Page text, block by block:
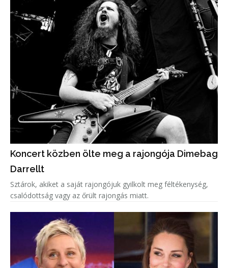
Koncert közben ölte meg a rajongója Dimebag
Darrellt
Sztárok, akiket a saját rajongójuk gyilkolt meg féltékenység,
csalódottság vagy az őrült rajongás miatt.